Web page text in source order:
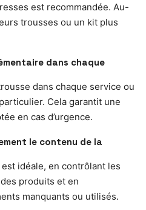
est recommandée. Au-
trousses ou un kit plus
dans chaque
dans chaque service ou
Cela garantit une
en cas d’urgence.
le contenu de la
idéale, en contrôlant les
produits et en
manquants ou utilisés.